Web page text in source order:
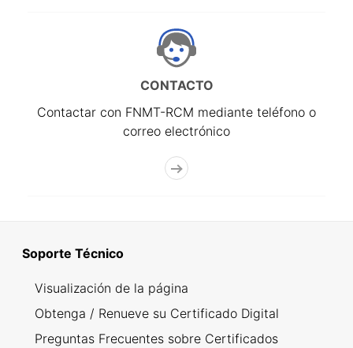
CONTACTO
Contactar con FNMT-RCM mediante teléfono o
correo electrónico
Soporte Técnico
Visualización de la página
Obtenga / Renueve su Certificado Digital
Preguntas Frecuentes sobre Certificados